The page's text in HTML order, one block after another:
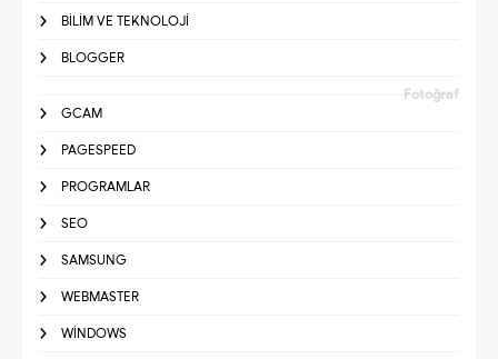
BILIM VE TEKNOLOJI
BLOGGER
Fotoğraf
GCAM
PAGESPEED
PROGRAMLAR
SEO
SAMSUNG
WEBMASTER
WINDOWS